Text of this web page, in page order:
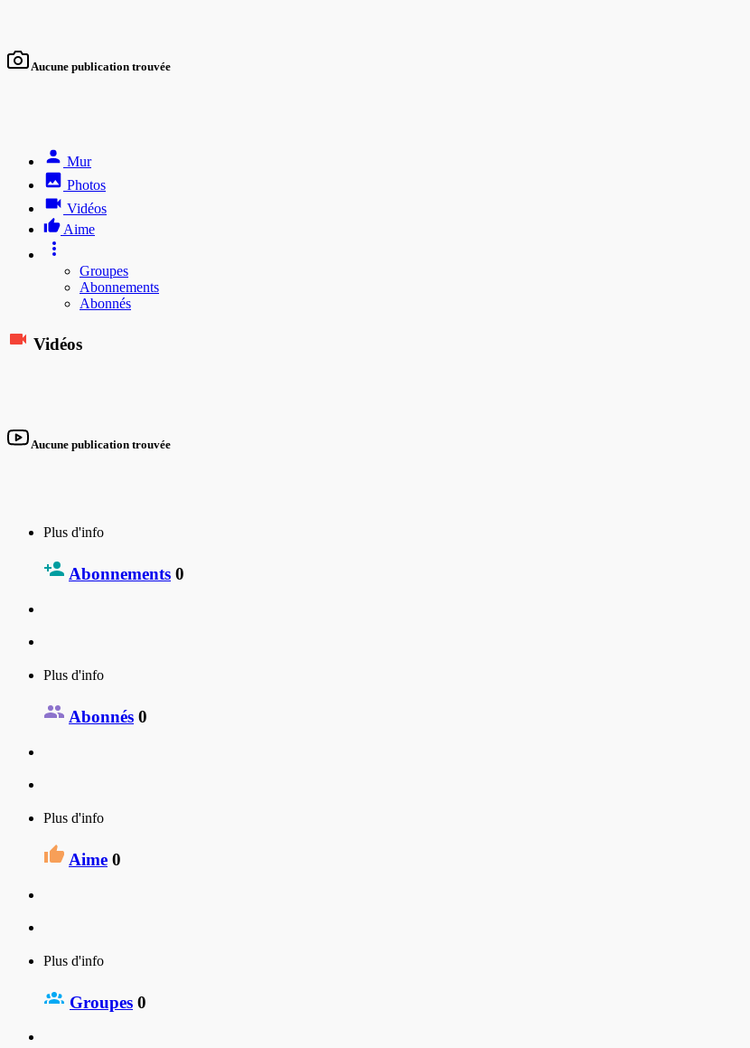
Aucune publication trouvée
Mur
Photos
Vidéos
Aime
Groupes
Abonnements
Abonnés
Vidéos
Aucune publication trouvée
Plus d'info
Abonnements 0
Plus d'info
Abonnés 0
Plus d'info
Aime 0
Plus d'info
Groupes 0